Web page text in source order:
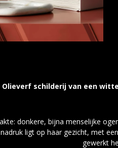
Olieverf schilderij van een
donkere, bijna menselijke
ligt op haar gezicht, met
gewerkt